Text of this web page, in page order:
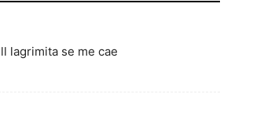
lagrimita se me cae